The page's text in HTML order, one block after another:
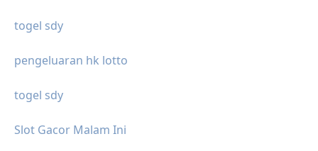
togel sdy
pengeluaran hk lotto
togel sdy
Slot Gacor Malam Ini